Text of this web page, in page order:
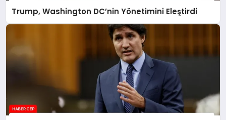
Trump, Washington DC’nin Yönetimini Eleştirdi